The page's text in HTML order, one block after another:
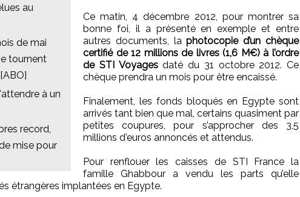
au
de mai
tournent
à un
record,
mise pour
Ce matin, 4 décembre 2012, pour montrer sa
bonne foi, il a présenté en exemple et entre
autres documents, laphotocopie d’un chèque
certifié de 12 millions de livres (1,6 M€) à l’ordre
de STI Voyagesdaté du 31 octobre 2012. Ce
chèque prendra un mois pour être encaissé.
Finalement, les fonds bloqués en Egypte sont
arrivés tant bien que mal, certains quasiment par
petites coupures, pour s’approcher des 3,5
millions d'euros annoncés et attendus.
Pour renflouer les caisses de STI France la
famille Ghabbour a vendu les parts qu’elle
étrangères implantées en Egypte.